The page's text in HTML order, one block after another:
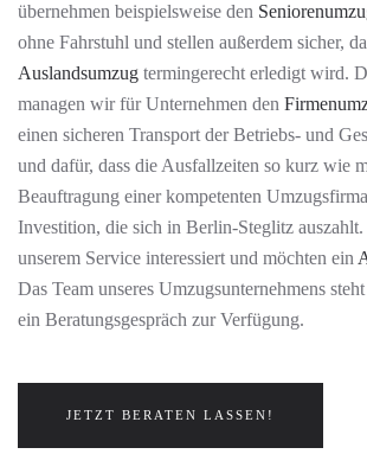
übernehmen beispielsweise den
ohne Fahrstuhl und stellen außerdem sicher,
Auslandsumzug termingerecht erledigt wird.
managen wir für Unternehmen den
einen sicheren Transport der Betriebs- und
und dafür, dass die Ausfallzeiten so kurz wie
Beauftragung einer kompetenten
Investition, die sich in Berlin-Steglitz auszahlt.
unserem Service interessiert und möchten ein
Das Team unseres Umzugsunternehmens
ein Beratungsgespräch zur Verfügung.
JETZT BERATEN LASSEN!